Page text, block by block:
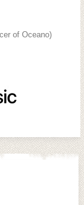
of Oceano)